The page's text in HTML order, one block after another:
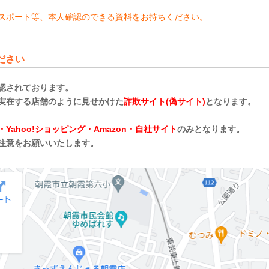
ート等、本人確認のできる資料をお持ちください。
さい
れております。
在する店舗のように見せかけた詐欺サイト(偽サイト)となります。
Yahoo!ショッピング・Amazon・自社サイトのみとなります。
をお願いいたします。